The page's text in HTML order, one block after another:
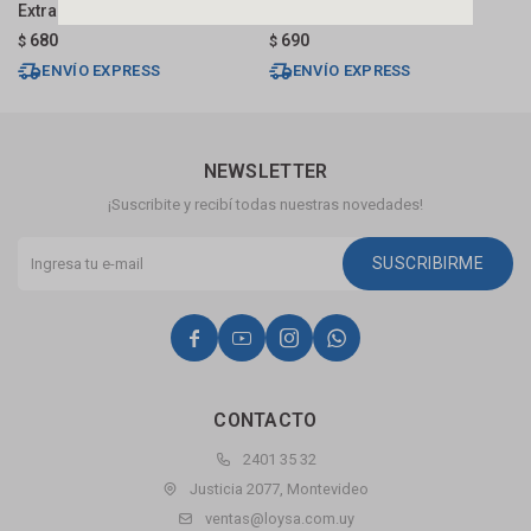
Extraible Grafito
$ 680
ENVÍO EXPRESS
$ 690
ENVÍO EXPRESS
CONTACTO
2401 35 32
Justicia 2077, Montevideo
ventas@loysa.com.uy
NEWSLETTER
¡Suscribite y recibí todas nuestras novedades!
SUSCRIBIRME
   